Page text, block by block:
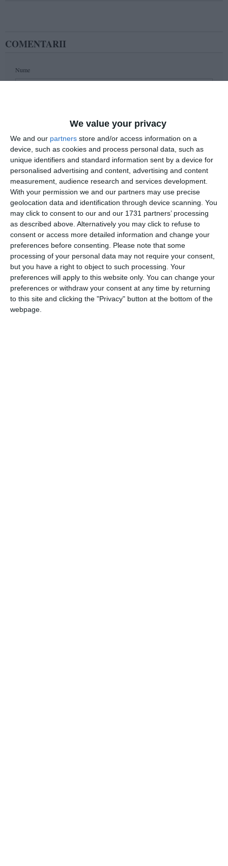
We value your privacy
We and our partners store and/or access information on a
device, such as cookies and process personal data, such as
unique identifiers and standard information sent by a device for
personalised advertising and content, advertising and content
measurement, audience research and services development.
With your permission we and our partners may use precise
geolocation data and identification through device scanning. You
may click to consent to our and our 1731 partners’ processing
as described above. Alternatively you may click to refuse to
consent or access more detailed information and change your
preferences before consenting. Please note that some
processing of your personal data may not require your consent,
but you have a right to object to such processing. Your
preferences will apply to this website only. You can change your
preferences or withdraw your consent at any time by returning
to this site and clicking the "Privacy" button at the bottom of the
webpage.
COMENTARII
Nume
Comentariu
Am citit si sunt de acord curegulile de postare.
Acest formular colectează numele, e-mailul şi conținutul mesajului, astfel încât
să putem urmări comentariile tale pe site. Nu vom folosi datele tale în alt scop.
Pentru mai multe informaţii, consultă politica noastră de confidenţialitate, unde vei
primi mai multe privind informaţii despre cum și de ce stocăm datele tale.
Posteaza comentariul